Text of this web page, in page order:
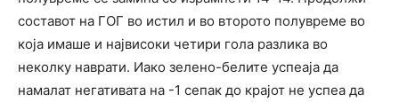
составот на ГОГ во истил и во второто полувреме во
која имаше и највисоки четири гола разлика во
неколку наврати. Иако зелено-белите успеаја да
намалат негативата на -1 сепак до крајот не успеа да